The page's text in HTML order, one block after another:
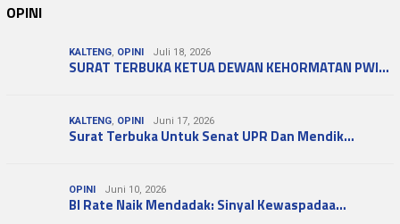
OPINI
KALTENG OPINI Juli 18, 2026
SURAT TERBUKA KETUA DEWAN KEHORMATAN PWI…
KALTENG OPINI Juni 17, 2026
Surat Terbuka Untuk Senat UPR Dan Mendik…
OPINI Juni 10, 2026
BI Rate Naik Mendadak: Sinyal Kewaspadaa…